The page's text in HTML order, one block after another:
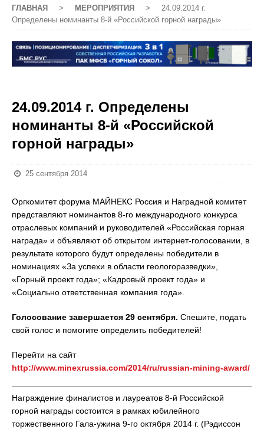
ГЛАВНАЯ > МЕРОПРИЯТИЯ >
24.09.2014 г.
Определены номинанты 8-й «Российской горной награды»
24.09.2014 г. Определены
номинанты 8-й «Российской
горной награды»
25 сентября 2014
Оргкомитет форума МАЙНЕКС Россия и Наградной комитет
представляют номинантов 8-го международного конкурса
отраслевых компаний и руководителей «Российская горная
награда» и объявляют об открытом интернет-голосовании, в
результате которого будут определены победители в
номинациях «За успехи в области геологоразведки»,
«Горный проект года»; «Кадровый проект года» и
«Социально ответственная компания года».
Голосование завершается 29 сентября. Спешите, подать
свой голос и помогите определить победителей!
Перейти на сайт
http://www.minexrussia.com/2014/ru/russian-mining-award/
Награждение финалистов и лауреатов 8-й Российской
горной награды состоится в рамках юбилейного
торжественного Гала-ужина 9-го октября 2014 г. (Рэдиссон